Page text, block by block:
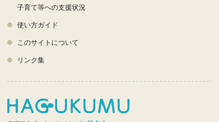
子育て等への支援状況
使い方ガイド
このサイトについて
リンク集